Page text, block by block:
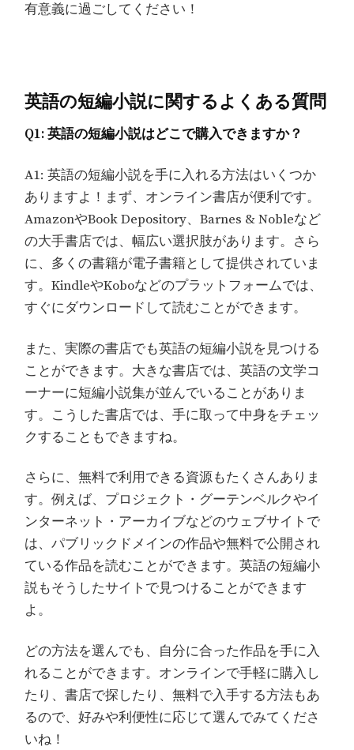
有意義に過ごしてください！
英語の短編小説に関するよくある質問
Q1: 英語の短編小説はどこで購入できますか？
A1: 英語の短編小説を手に入れる方法はいくつか
ありますよ！まず、オンライン書店が便利です。
AmazonやBook Depository、Barnes & Nobleなど
の大手書店では、幅広い選択肢があります。さら
に、多くの書籍が電子書籍として提供されていま
す。KindleやKoboなどのプラットフォームでは、
すぐにダウンロードして読むことができます。
また、実際の書店でも英語の短編小説を見つける
ことができます。大きな書店では、英語の文学コ
ーナーに短編小説集が並んでいることがありま
す。こうした書店では、手に取って中身をチェッ
クすることもできますね。
さらに、無料で利用できる資源もたくさんありま
す。例えば、プロジェクト・グーテンベルクやイ
ンターネット・アーカイブなどのウェブサイトで
は、パブリックドメインの作品や無料で公開され
ている作品を読むことができます。英語の短編小
説もそうしたサイトで見つけることができます
よ。
どの方法を選んでも、自分に合った作品を手に入
れることができます。オンラインで手軽に購入し
たり、書店で探したり、無料で入手する方法もあ
るので、好みや利便性に応じて選んでみてくださ
いね！